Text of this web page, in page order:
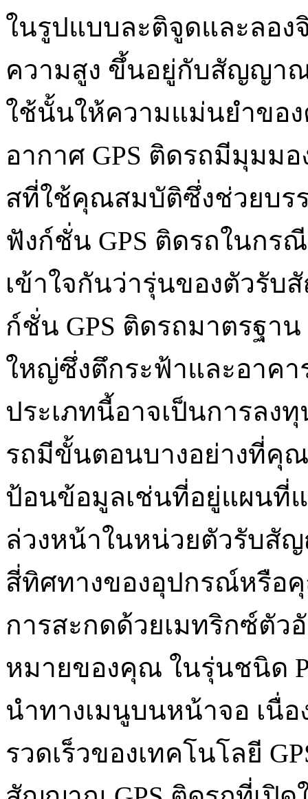
ในรูปแบบละติจูดและลอง
ความสูง ขึ้นอยู่กับสัญญา
ใช้นั้นให้ความแม่นยำขอ
อากาศ GPS ติดรถมีมุมม
สที่ใช้คุณสมบัติซึ่งช่วยบ
ฟังก์ชั่น GPS ติดรถในกร
เข้าใจกันว่ารุ่นของตัวรั
ก์ชั่น GPS ติดรถมาตรฐา
ใหญ่ซึ่งตึกระฟ้าและอาค
ประเภทนี้อาจเป็นการลง
รถมีขั้นตอนบางอย่างที่คุ
ป้อนข้อมูลเช่นที่อยู่แผนที่
ล่วงหน้าในหน่วยตัวรับสั
สี่ทิศทางของอุปกรณ์หรือ
การสะกดด้วยเมทริกซ์ตัว
หมายของคุณ ในรุ่นชนิด
นำทางเมนูบนหน้าจอ เนื่
รวดเร็วของเทคโนโลยี